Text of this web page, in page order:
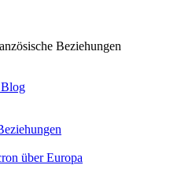
Beziehungen
Blog
über Europa